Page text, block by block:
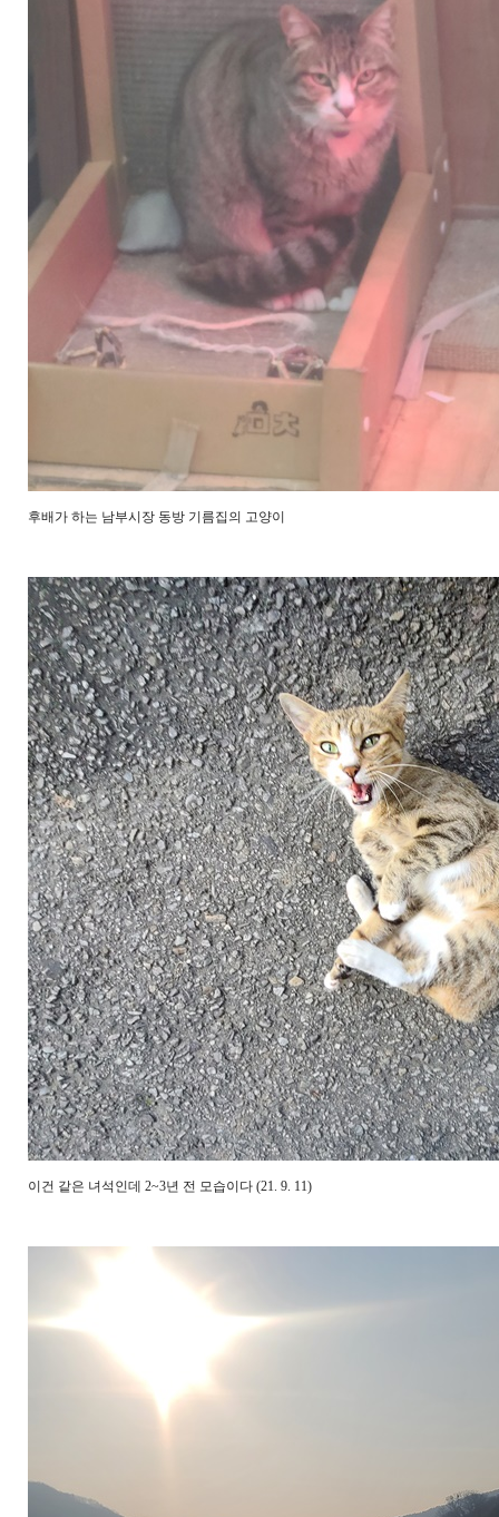
후배가 하는 남부시장 동방 기름집의 고양이
이건 같은 녀석인데 2~3년 전 모습이다 (21. 9. 11)